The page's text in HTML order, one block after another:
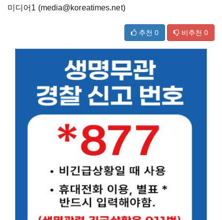
미디어1 (media@koreatimes.net)
추천 0 비추천 0